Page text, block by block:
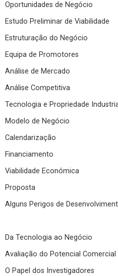
Oportunidades de Negócio
Estudo Preliminar de Viabilidade
Estruturação do Negócio
Equipa de Promotores
Análise de Mercado
Análise Competitiva
Tecnologia e Propriedade
Modelo de Negócio
Calendarização
Financiamento
Viabilidade Económica
Proposta
Alguns Perigos de
Da Tecnologia ao Negócio
Avaliação do Potencial Comercial
O Papel dos Investigadores